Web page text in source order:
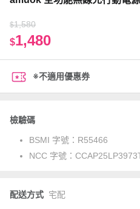
$1,580
$1,480
※不適用優惠券
檢驗碼
BSMI 字號： R55466
NCC 字號：
配送方式 宅配